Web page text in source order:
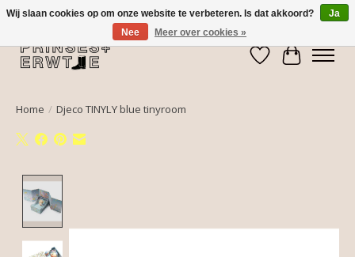
Verlanglijst
Home / Djeco TINYLY blue tinyroom
Wij slaan cookies op om onze website te verbeteren. Is dat akkoord?
Ja
Nee
Meer over cookies »